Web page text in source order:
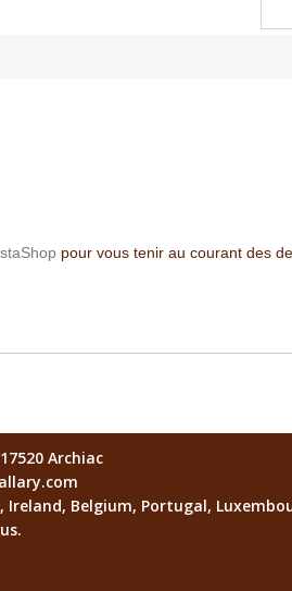
pour vous tenir au courant des
Archiac
Belgium, Portugal,